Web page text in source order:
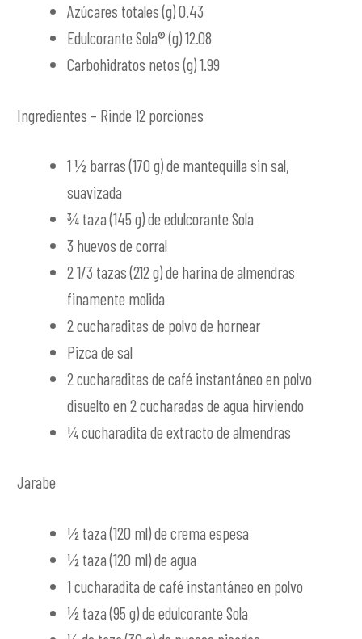
Azúcares totales (g) 0.43
Edulcorante Sola® (g) 12.08
Carbohidratos netos (g) 1.99
Ingredientes – Rinde 12 porciones
1 ½ barras (170 g) de mantequilla sin sal,
suavizada
¾ taza (145 g) de edulcorante Sola
3 huevos de corral
2 1/3 tazas (212 g) de harina de almendras
finamente molida
2 cucharaditas de polvo de hornear
Pizca de sal
2 cucharaditas de café instantáneo en polvo
disuelto en 2 cucharadas de agua hirviendo
¼ cucharadita de extracto de almendras
Jarabe
½ taza (120 ml) de crema espesa
½ taza (120 ml) de agua
1 cucharadita de café instantáneo en polvo
½ taza (95 g) de edulcorante Sola